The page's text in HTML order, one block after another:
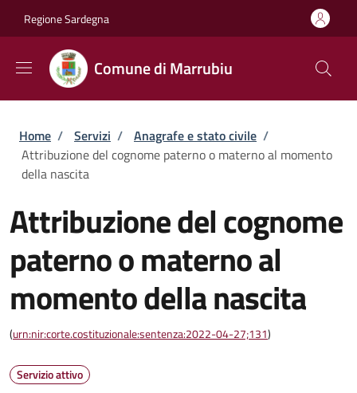
Regione Sardegna
Comune di Marrubiu
Briciole di pane
Home / Servizi / Anagrafe e stato civile /
Attribuzione del cognome paterno o materno al momento
della nascita
Attribuzione del cognome
paterno o materno al
momento della nascita
(urn:nir:corte.costituzionale:sentenza:2022-04-27;131)
Servizio attivo